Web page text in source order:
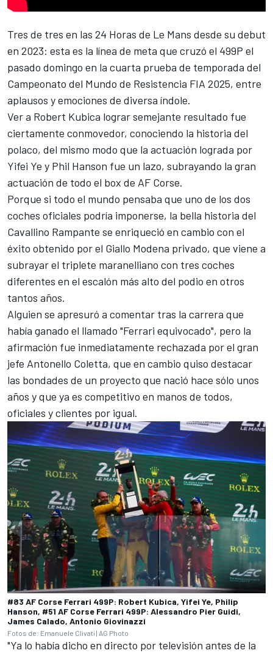
Tres de tres en las 24 Horas de Le Mans desde su debut
en 2023: esta es la línea de meta que cruzó el 499P el
pasado domingo en la cuarta prueba de temporada del
Campeonato del Mundo de Resistencia FIA 2025, entre
aplausos y emociones de diversa índole.
Ver a Robert Kubica lograr semejante resultado fue
ciertamente conmovedor, conociendo la historia del
polaco, del mismo modo que la actuación lograda por
Yifei Ye y Phil Hanson fue un lazo, subrayando la gran
actuación de todo el box de AF Corse.
Porque si todo el mundo pensaba que uno de los dos
coches oficiales podría imponerse, la bella historia del
Cavallino Rampante se enriqueció en cambio con el
éxito obtenido por el Giallo Modena privado, que viene a
subrayar el triplete maranelliano con tres coches
diferentes en el escalón más alto del podio en otros
tantos años.
Alguien se apresuró a comentar tras la carrera que
había ganado el llamado "Ferrari equivocado", pero la
afirmación fue inmediatamente rechazada por el gran
jefe Antonello Coletta, que en cambio quiso destacar
las bondades de un proyecto que nació hace sólo unos
años y que ya es competitivo en manos de todos,
oficiales y clientes por igual.
#83 AF Corse Ferrari 499P: Robert Kubica, Yifei Ye, Philip
Hanson, #51 AF Corse Ferrari 499P: Alessandro Pier Guidi,
James Calado, Antonio Giovinazzi
Fotos de: Emanuele Clivati | AG Photo
"Ya lo había dicho en directo por televisión antes de la